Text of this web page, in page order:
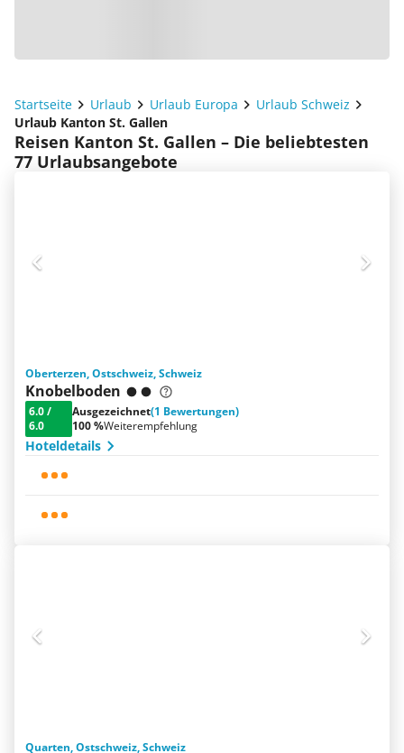
Startseite Urlaub Urlaub Europa
Urlaub Schweiz
Urlaub Kanton St. Gallen
Reisen Kanton St. Gallen – Die beliebtesten
77 Urlaubsangebote
Oberterzen, Ostschweiz, Schweiz
Knobelboden
6.0/
6.0
Ausgezeichnet(1 Bewertungen)
100 %Weiterempfehlung
Hoteldetails
Quarten, Ostschweiz, Schweiz